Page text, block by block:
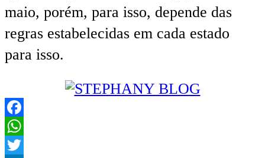
maio, porém, para isso, depende das
regras estabelecidas em cada estado
para isso.
Facebook
WhatsApp